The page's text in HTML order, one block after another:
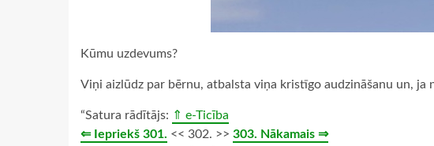
Kūmu uzdevums?
Viņi aizlūdz par bērnu, atbalsta viņa kristīgo audzināšanu un, ja
“Satura rādītājs: ⇑ e-Ticība
⇐ Iepriekš 301. << 302. >> 303. Nākamais ⇒